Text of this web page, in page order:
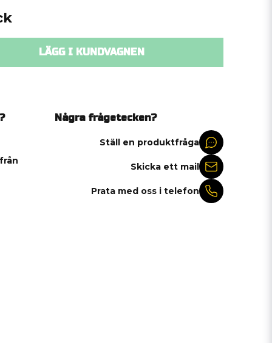
LÄGG I KUNDVAGNEN
Några frågetecken?
Ställ en produktfråga
Skicka ett mail
Prata med oss i telefon